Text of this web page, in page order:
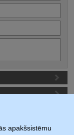
apakšsistēmu